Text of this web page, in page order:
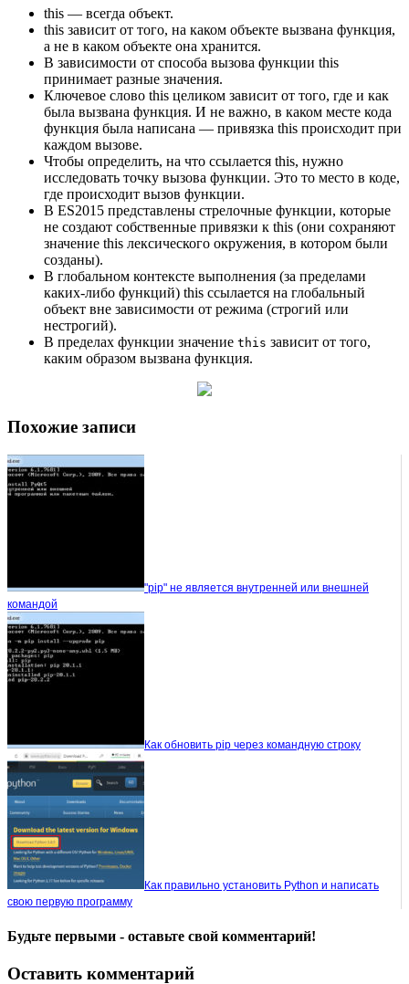
this — всегда объект.
this зависит от того, на каком объекте вызвана функция,
а не в каком объекте она хранится.
В зависимости от способа вызова функции this
принимает разные значения.
Ключевое слово this целиком зависит от того, где и как
была вызвана функция. И не важно, в каком месте кода
функция была написана — привязка this происходит при
каждом вызове.
Чтобы определить, на что ссылается this, нужно
исследовать точку вызова функции. Это то место в коде,
где происходит вызов функции.
В ES2015 представлены стрелочные функции, которые
не создают собственные привязки к this (они сохраняют
значение this лексического окружения, в котором были
созданы).
В глобальном контексте выполнения (за пределами
каких-либо функций) this ссылается на глобальный
объект вне зависимости от режима (строгий или
нестрогий).
В пределах функции значение this зависит от того,
каким образом вызвана функция.
Похожие записи
"pip" не является внутренней или внешней
командой
Как обновить pip через командную строку
Как правильно установить Python и написать
свою первую программу
Будьте первыми - оставьте свой комментарий!
Оставить комментарий